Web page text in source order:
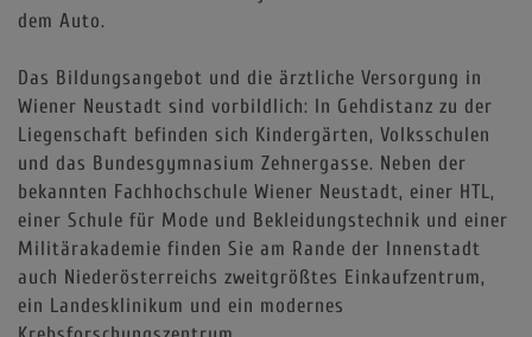
dem Auto.
Das Bildungsangebot und die ärztliche Versorgung in
Wiener Neustadt sind vorbildlich: In Gehdistanz zu der
Liegenschaft befinden sich Kindergärten, Volksschulen
und das Bundesgymnasium Zehnergasse. Neben der
bekannten Fachhochschule Wiener Neustadt, einer HTL,
einer Schule für Mode und Bekleidungstechnik und einer
Militärakademie finden Sie am Rande der Innenstadt
auch Niederösterreichs zweitgrößtes Einkaufzentrum,
ein Landesklinikum und ein modernes